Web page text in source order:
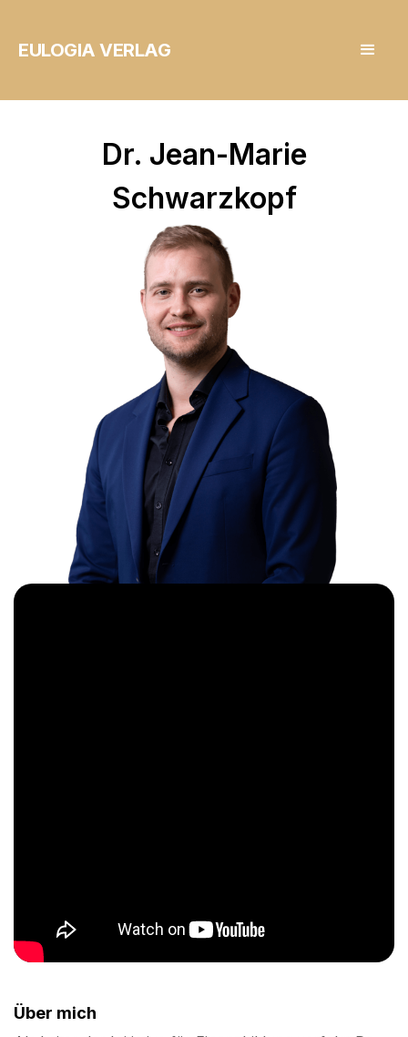
EULOGIA VERLAG
Dr. Jean-Marie
Schwarzkopf
Über mich